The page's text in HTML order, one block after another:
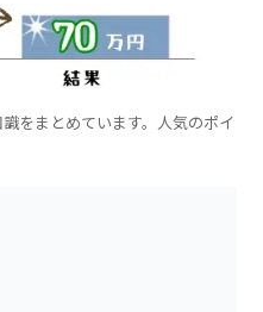
をまとめています。人気のポイ